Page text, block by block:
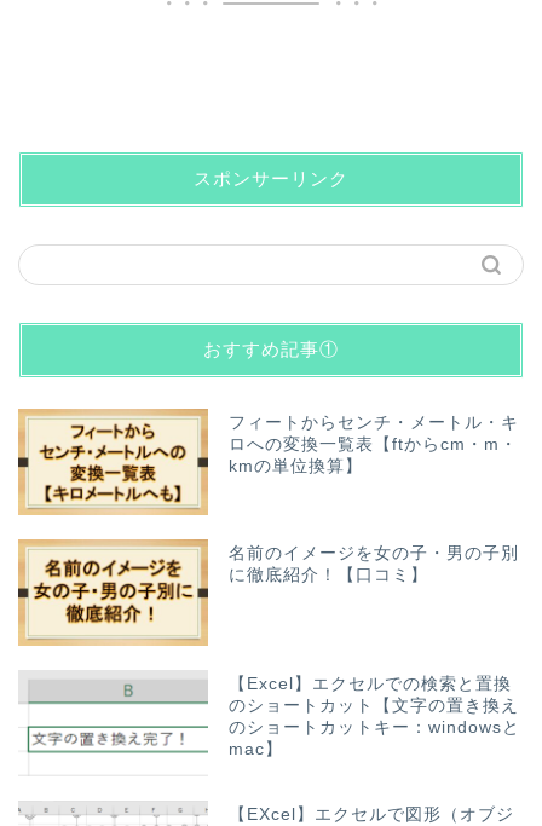
スポンサーリンク
おすすめ記事①
フィートからセンチ・メートル・キ
ロへの変換一覧表【ftからcm・m・
kmの単位換算】
名前のイメージを女の子・男の子別
に徹底紹介！【口コミ】
【Excel】エクセルでの検索と置換
のショートカット【文字の置き換え
のショートカットキー：windowsと
mac】
【EXcel】エクセルで図形（オブジ